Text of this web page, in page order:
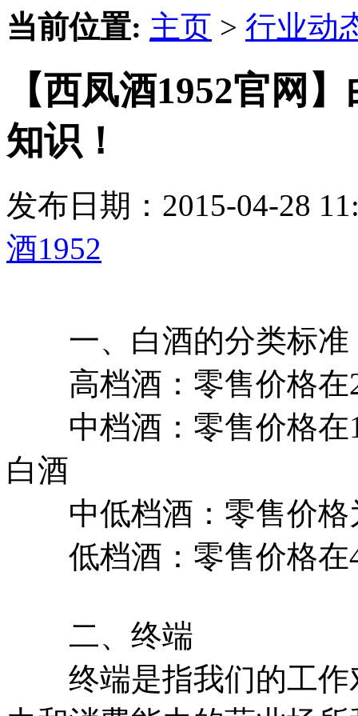
当前位置: 主页 > 行业动
【西凤酒1952官网
知识！
发布日期：2015-04-28
酒1952
一、白酒的分类标准
高档酒：零售价格在
中档酒：零售价格在
白酒
中低档酒：零售价格
低档酒：零售价格在
二、终端
终端是指我们的工作